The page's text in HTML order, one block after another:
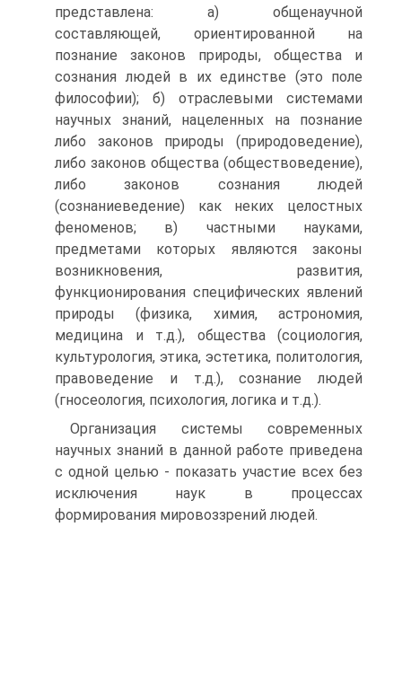
представлена: а) общенаучной
составляющей, ориентированной на
познание законов природы, общества и
сознания людей в их единстве (это поле
философии); б) отраслевыми системами
научных знаний, нацеленных на познание
либо законов природы (природоведение),
либо законов общества (обществоведение),
либо законов сознания людей
(сознаниеведение) как неких целостных
феноменов; в) частными науками,
предметами которых являются законы
возникновения, развития,
функционирования специфических явлений
природы (физика, химия, астрономия,
медицина и т.д.), общества (социология,
культурология, этика, эстетика, политология,
правоведение и т.д.), сознание людей
(гносеология, психология, логика и т.д.).
Организация системы современных
научных знаний в данной работе приведена
с одной целью - показать участие всех без
исключения наук в процессах
формирования мировоззрений людей.